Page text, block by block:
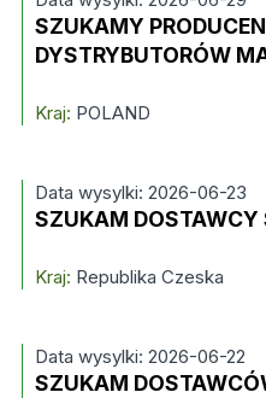
SZUKAMY
DYSTRYBUTORÓW
Kraj: POLAND
Data wysylki: 2026-06-23
SZUKAM DOSTAWCY
Kraj: Republika Czeska
Data wysylki: 2026-06-22
SZUKAM